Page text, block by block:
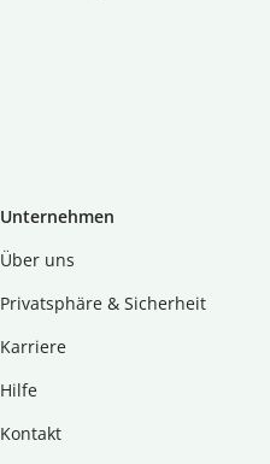
Unternehmen
Über uns
Privatsphäre & Sicherheit
Karriere
Hilfe
Kontakt